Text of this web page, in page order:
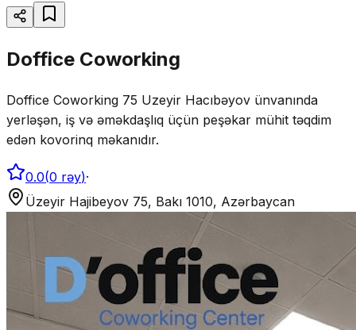
Doffice Coworking
Doffice Coworking 75 Uzeyir Hacıbəyov ünvanında
yerləşən, iş və əməkdaşlıq üçün peşəkar mühit təqdim
edən kovorinq məkanıdır.
0.0(0 rəy)·
Üzeyir Hajibeyov 75, Bakı 1010, Azərbaycan